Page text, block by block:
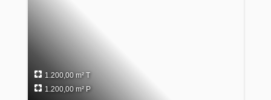
1.200,00 m² T
1.200,00 m² P